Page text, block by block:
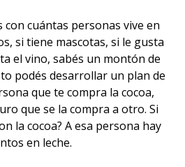
con cuántas personas vive en
si tiene mascotas, si le gusta
el vino, sabés un montón de
podés desarrollar un plan de
que te compra la cocoa,
que se la compra a otro. Si
la cocoa? A esa persona hay
en leche.